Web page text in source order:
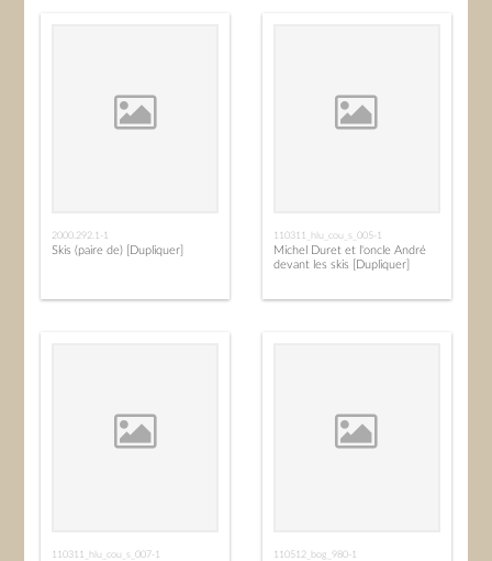
2000.292.1-1
Skis (paire de) [Dupliquer]
110311_hlu_cou_s_005-1
Michel Duret et l'oncle André
devant les skis [Dupliquer]
110311_hlu_cou_s_007-1 110512_bog_980-1